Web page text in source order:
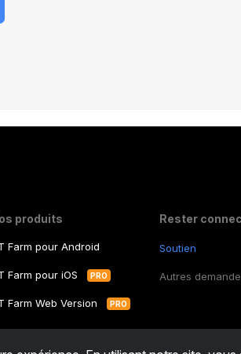
produits
Farm pour Android
Farm pour iOS PRO
Farm Web Version PRO
Rester
Soutien
Autres